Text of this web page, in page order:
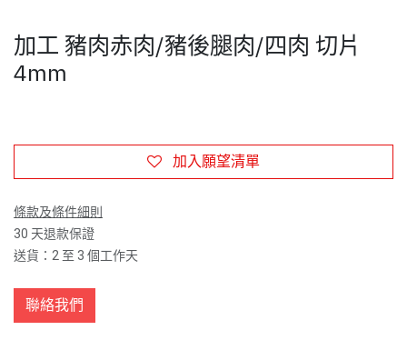
加工 豬肉赤肉/豬後腿肉/四肉 切片
4mm
加入願望清單
條款及條件細則
30 天退款保證
送貨：2 至 3 個工作天
聯絡我們